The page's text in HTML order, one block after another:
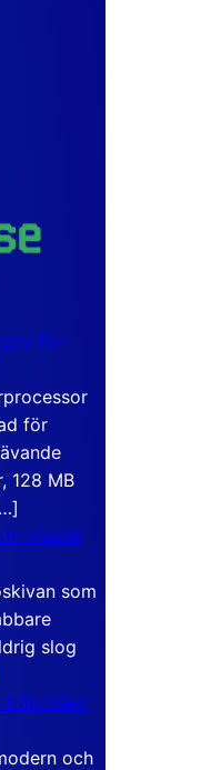
för
för
128 MB
visade
som
slog
från tiden
och